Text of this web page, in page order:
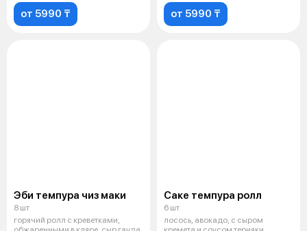
от 5990 ₸ от 5990 ₸
Эби темпура чиз маки
8 шт
горячий ролл с креветками,
Саке темпура ролл
6 шт
лосось, авокадо, с сыром